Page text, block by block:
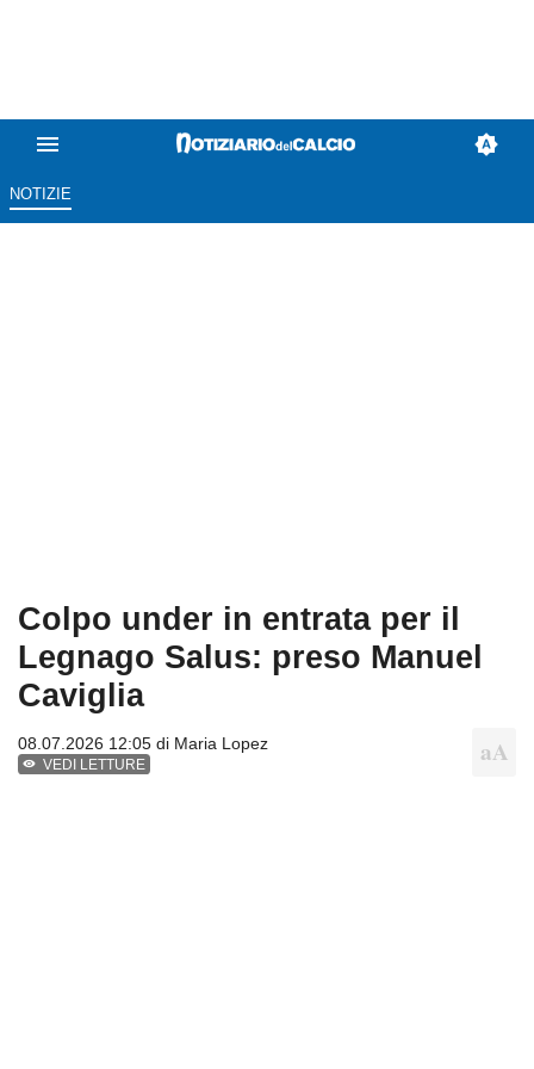
NOTIZIE
Colpo under in entrata per il
Legnago Salus: preso Manuel
Caviglia
08.07.2026 12:05 di Maria Lopez
VEDI LETTURE